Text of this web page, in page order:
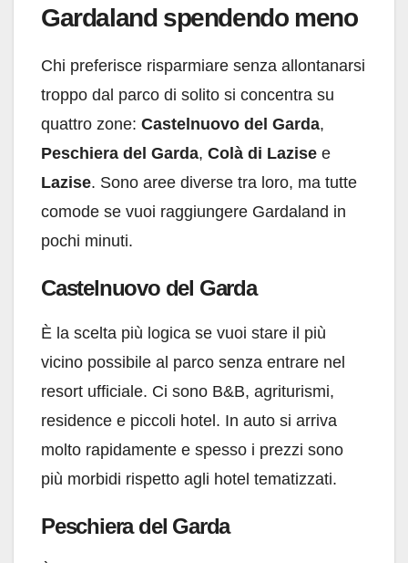
Gardaland spendendo meno
Chi preferisce risparmiare senza allontanarsi
troppo dal parco di solito si concentra su
quattro zone: Castelnuovo del Garda,
Peschiera del Garda, Colà di Lazise e
Lazise. Sono aree diverse tra loro, ma tutte
comode se vuoi raggiungere Gardaland in
pochi minuti.
Castelnuovo del Garda
È la scelta più logica se vuoi stare il più
vicino possibile al parco senza entrare nel
resort ufficiale. Ci sono B&B, agriturismi,
residence e piccoli hotel. In auto si arriva
molto rapidamente e spesso i prezzi sono
più morbidi rispetto agli hotel tematizzati.
Peschiera del Garda